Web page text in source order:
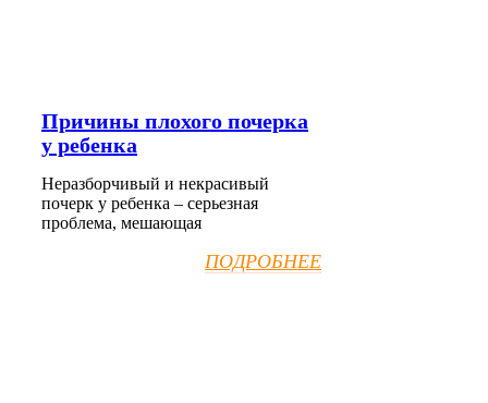
Причины плохого почерка
у ребенка
Неразборчивый и некрасивый
почерк у ребенка – серьезная
проблема, мешающая
ПОДРОБНЕЕ